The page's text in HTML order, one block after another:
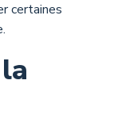
certaines